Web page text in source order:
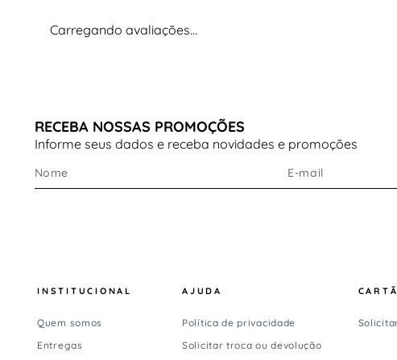
Carregando avaliações…
RECEBA NOSSAS PROMOÇÕES
Informe seus dados e receba novidades e promoções
INSTITUCIONAL
Quem somos
Entregas
AJUDA
Política de privacidade
Solicitar troca ou devolução